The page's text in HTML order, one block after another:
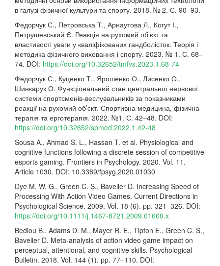
в галузі фізичної культури та спорту. 2018. № 2. С. 90–93.
Федорчук С., Петровська Т., Арнаутова Л., Когут І.,
Петрушевський Є. Реакція на рухомий об’єкт та
властивості уваги у кваліфікованих гандболісток. Теорія і
методика фізичного виховання і спорту. 2023. № 1. С. 68–
74. DOI: https://doi.org/10.32652/tmfvs.2023.1.68-74
Федорчук С., Куценко Т., Ярошенко О., Лисенко О.,
Шинкарук О. Функціональний стан центральної нервової
системи спортсменів-веслувальників за показниками
реакції на рухомий об’єкт. Спортивна медицина, фізична
терапія та ерготерапія. 2022. №1. С. 42–48. DOI:
https://doi.org/10.32652/spmed.2022.1.42-48
Sousa A., Ahmad S. L., Hassan T. et al. Physiological and
cognitive functions following a discrete session of competitive
esports gaming. Frontiers in Psychology. 2020. Vol. 11.
Article 1030. DOI: 10.3389/fpsyg.2020.01030
Dye M. W. G., Green C. S., Bavelier D. Increasing Speed of
Processing With Action Video Games. Current Directions in
Psychological Science. 2009. Vol. 18 (6). pp. 321–326. DOI:
https://doi.org/10.1111/j.1467-8721.2009.01660.x
Bediou B., Adams D. M., Mayer R. E., Tipton E., Green C. S.,
Bavelier D. Meta-analysis of action video game impact on
perceptual, attentional, and cognitive skills. Psychological
Bulletin. 2018. Vol. 144 (1). pp. 77–110. DOI: